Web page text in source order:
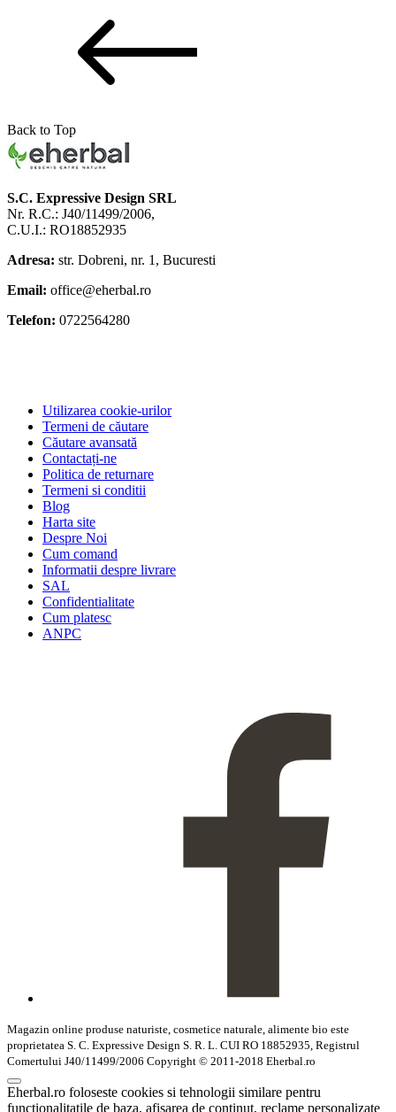
Back to Top
S.C. Expressive Design SRL
Nr. R.C.: J40/11499/2006,
C.U.I.: RO18852935
Adresa: str. Dobreni, nr. 1, Bucuresti
Email: office@eherbal.ro
Telefon: 0722564280
Utilizarea cookie-urilor
Termeni de căutare
Căutare avansată
Contactați-ne
Politica de returnare
Termeni si conditii
Blog
Harta site
Despre Noi
Cum comand
Informatii despre livrare
SAL
Confidentialitate
Cum platesc
ANPC
Magazin online produse naturiste, cosmetice naturale, alimente bio este
proprietatea S. C. Expressive Design S. R. L. CUI RO 18852935, Registrul
Comertului J40/11499/2006 Copyright © 2011-2018 Eherbal.ro
Eherbal.ro foloseste cookies si tehnologii similare pentru
functionalitatile de baza, afisarea de continut, reclame personalizate